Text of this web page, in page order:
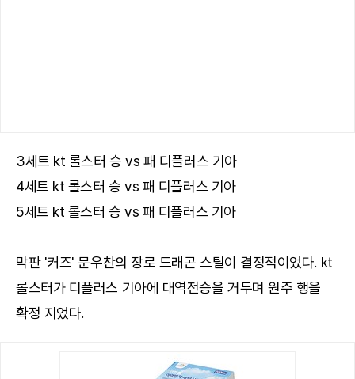
3세트 kt 롤스터 승 vs 패 디플러스 기아
4세트 kt 롤스터 승 vs 패 디플러스 기아
5세트 kt 롤스터 승 vs 패 디플러스 기아
막판 '커즈' 문우찬의 장로 드래곤 스틸이 결정적이었다. kt
롤스터가 디플러스 기아에 대역전승을 거두며 원주 행을
확정 지었다.